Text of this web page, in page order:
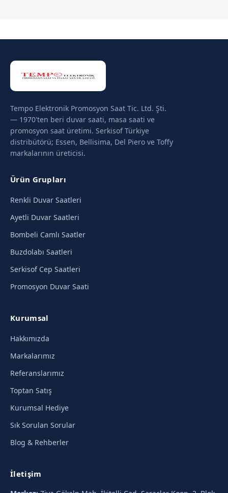
Tempo Elektronik Promosyon Saat Tic. Ltd. Şti.
— 1970'ten beri duvar saati, masa saati ve
promosyon saat üretimi. Serkisof Türkiye
distribütörü; Essen, Bellisima, Del Piero ve Toffy
markalarının üreticisi.
Ürün Grupları
Renkli Duvar Saatleri
Ayetli Duvar Saatleri
Bombeli Camlı Saatler
Buzdolabı Saatleri
Serkisof Cep Saatleri
Promosyon Duvar Saati
Kurumsal
Hakkımızda
Markalarımız
Referanslarımız
Toptan Satış
Kurumsal Hediye
Sık Sorulan Sorular
Blog & Rehberler
İletişim